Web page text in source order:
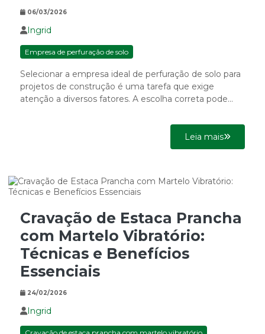
06/03/2026
Ingrid
Empresa de perfuração de solo
Selecionar a empresa ideal de perfuração de solo para
projetos de construção é uma tarefa que exige
atenção a diversos fatores. A escolha correta pode...
Leia mais
Cravação de Estaca Prancha
com Martelo Vibratório:
Técnicas e Benefícios
Essenciais
24/02/2026
Ingrid